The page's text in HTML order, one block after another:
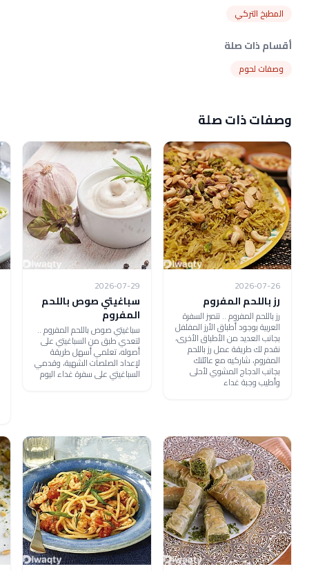
المطبخ التركي
أقسام ذات صلة
وصفات لحوم
وصفات ذات صلة
2026-07-26
رز باللحم المفروم
رز باللحم المفروم .. تتميز السفرة
العربية بوجود أطباق الأرز المفلفل
بجانب العديد من الأطباق الأخرى،
نقدم لك طريقة عمل رز باللحم
المفروم، شاركيه مع عائلتك
بجانب الدجاج المشوي لأحلى
وأطيب وجبة غداء
2026-07-29
سباغيتي صوص باللحم
المفروم
سباغيتي صوص باللحم المفروم ..
لتعدي طبق من السباغيتي على
أصوله، تعلمي أسهل طريقة
لإعداد الصلصات الشهية، وقدمي
السباغيتي على سفرة غداء اليوم